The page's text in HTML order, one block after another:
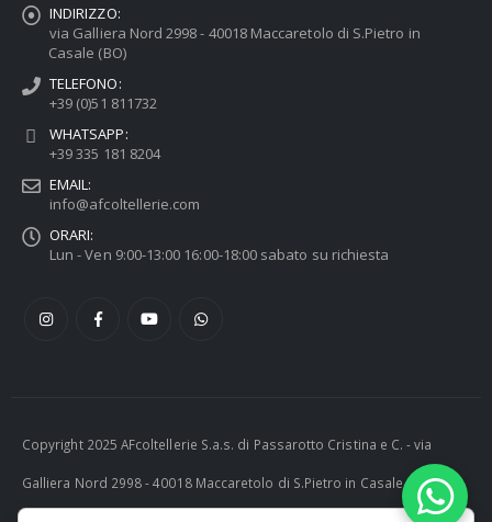
INDIRIZZO:
via Galliera Nord 2998 - 40018 Maccaretolo di S.Pietro in
Casale (BO)
TELEFONO:
+39 (0)51 811732
WHATSAPP:
+39 335 181 8204
EMAIL:
info@afcoltellerie.com
ORARI:
Lun - Ven 9:00-13:00 16:00-18:00 sabato su richiesta
Copyright 2025 AFcoltellerie S.a.s. di Passarotto Cristina e C. - via
Galliera Nord 2998 - 40018 Maccaretolo di S.Pietro in Casale (BO) -